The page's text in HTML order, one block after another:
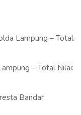
Lampung – Total
– Total Nilai:
Bandar